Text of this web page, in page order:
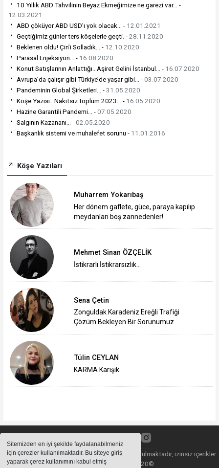
Sitemizden en iyi şekilde faydalanabilmeniz
için çerezler kullanılmaktadır. Bu siteye giriş
yaparak çerez kullanımını kabul etmiş
10 Yıllık ABD Tahvilinin Beyaz Ekmeğimize ne garezi var… -
12.03.2021
ABD çöküyor ABD USD’ı yok olacak... - 12.01.2021
Geçtiğimiz günler ters köşelerle geçti. -28.11.2020
Beklenen oldu! Çin’i Solladık… - 12.10.2020
Parasal Enjeksiyon... - 16.08.2020
Konut Satışlarının Anlattığı…Aşiret Gelini İstanbul… - 16.07.2020
Avrupa’da çalışır gibi Türkiye’de yaşar gibi… -03.07.2020
Pandeminin Global Şirketleri… -31.05.2020
Köşe Yazısı.. Nakitsiz toplum 2023... - 16.05.2020
Hazine Garantili Pandemi… -07.05.2020
Salgının Kazananı… -02.05.2020
Başkanlık sistemi ve muhalefet sorunu - 11.01.2016
Köşe Yazıları
Muharrem Yokarıbaş
Her dönem gaflete, güce, paraya kapılıp
meydanları boş zannedenler!
Mehmet Sinan ÖZÇELİK
İstikrarlı İstikrarsızlık…
Sena Çetin
Zonguldak Karadeniz Ereğli Trafiği
Çözüm Bekleyen Bir Sorunumuz
Tülin CEYLAN
KARMA Karışık
Sitemizde bulunan içeriklerin tüm hakları saklı tutulmaktadır, izinsiz içerikler
kullanılamaz. Copyright 2020©